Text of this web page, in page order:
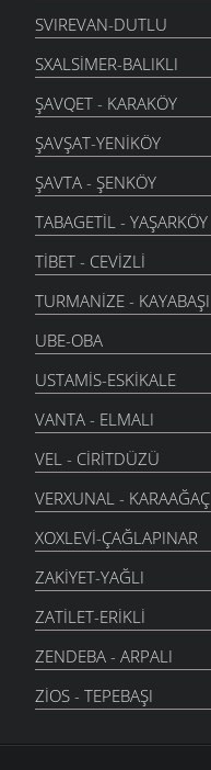
SVIREVAN-DUTLU
SXALSIMER-BALIKLI
ŞAVQET - KARAKÖY
ŞAVŞAT-YENIKÖY
ŞAVTA - ŞENKÖY
TABAGETIL - YAŞARKÖY
TIBET - CEVIZLI
TURMANIZE - KAYABAŞI
UBE-OBA
USTAMIS-ESKIKALE
VANTA - ELMALI
VEL - CIRITDÜZÜ
VERXUNAL - KARAAĞAÇ
XOXLEVI-ÇAĞLAPINAR
ZAKIYET-YAĞLI
ZATILET-ERIKLI
ZENDEBA - ARPALI
ZIOS - TEPEBAŞI